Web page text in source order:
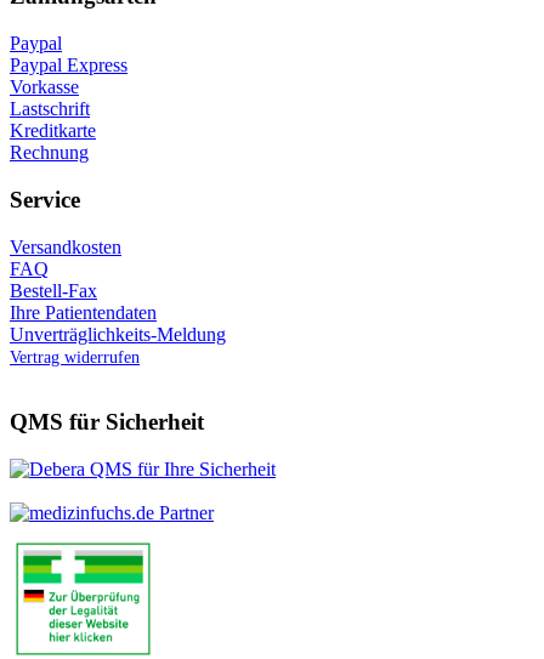
Paypal
Paypal Express
Vorkasse
Lastschrift
Kreditkarte
Rechnung
Service
Versandkosten
FAQ
Bestell-Fax
Ihre Patientendaten
Unverträglichkeits-Meldung
Vertrag widerrufen
QMS für Sicherheit